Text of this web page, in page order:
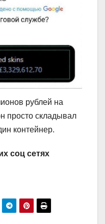
рублей на
просто складывал
контейнер.
соц сетях